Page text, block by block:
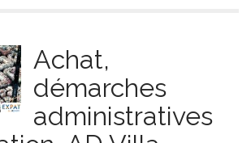
Achat,
démarches
administratives